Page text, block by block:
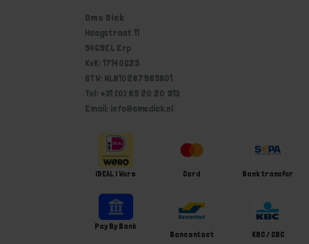
Ome Dick
Hoogstraat 11
5469EL Erp
KvK: 17140625
BTW: NL810287985B01
Tel: +31 (0) 85 20 20 913
Email: info@omedick.nl
iDEAL | Wero Card Bank transfer
Pay By Bank
Bancontact
KBC / CBC